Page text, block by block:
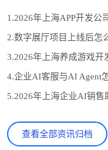
查看全部资讯归档